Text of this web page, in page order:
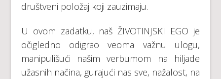
društveni položaj koji zauzimaju.
U ovom zadatku, naš ŽIVOTINJSKI EGO je
očigledno odigrao veoma važnu ulogu,
manipulišući našim verbumom na hiljade
užasnih načina, gurajući nas sve, nažalost, na